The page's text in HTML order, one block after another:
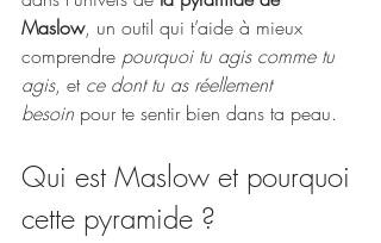
Maslow, un outil qui t’aide à mieux
comprendre pourquoi tu agis comme tu
agis, et ce dont tu as réellement
besoin pour te sentir bien dans ta peau.
Qui est Maslow et pourquoi
cette pyramide ?